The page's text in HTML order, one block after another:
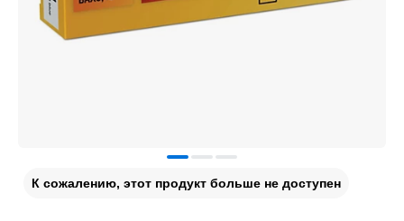
К сожалению, этот продукт больше не доступен